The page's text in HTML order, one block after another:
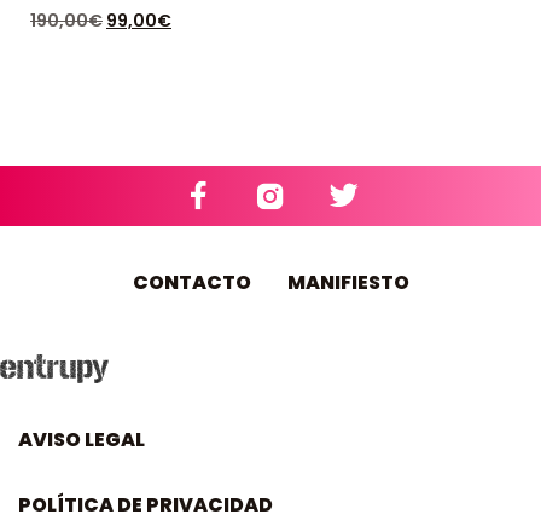
190,00€ 99,00€
CONTACTO MANIFIESTO
AVISO LEGAL
POLÍTICA DE PRIVACIDAD